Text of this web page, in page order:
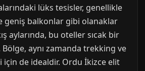
lüks tesisler, genellikle
geniş balkonlar gibi olanaklar
aylarında, bu oteller sıcak bir
aynı zamanda trekking ve
de idealdir. Ordu İkizce elit